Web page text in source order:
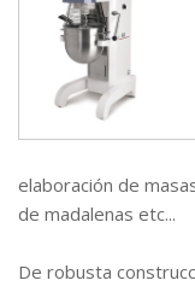
elaboración de
de madalenas etc...
De robusta